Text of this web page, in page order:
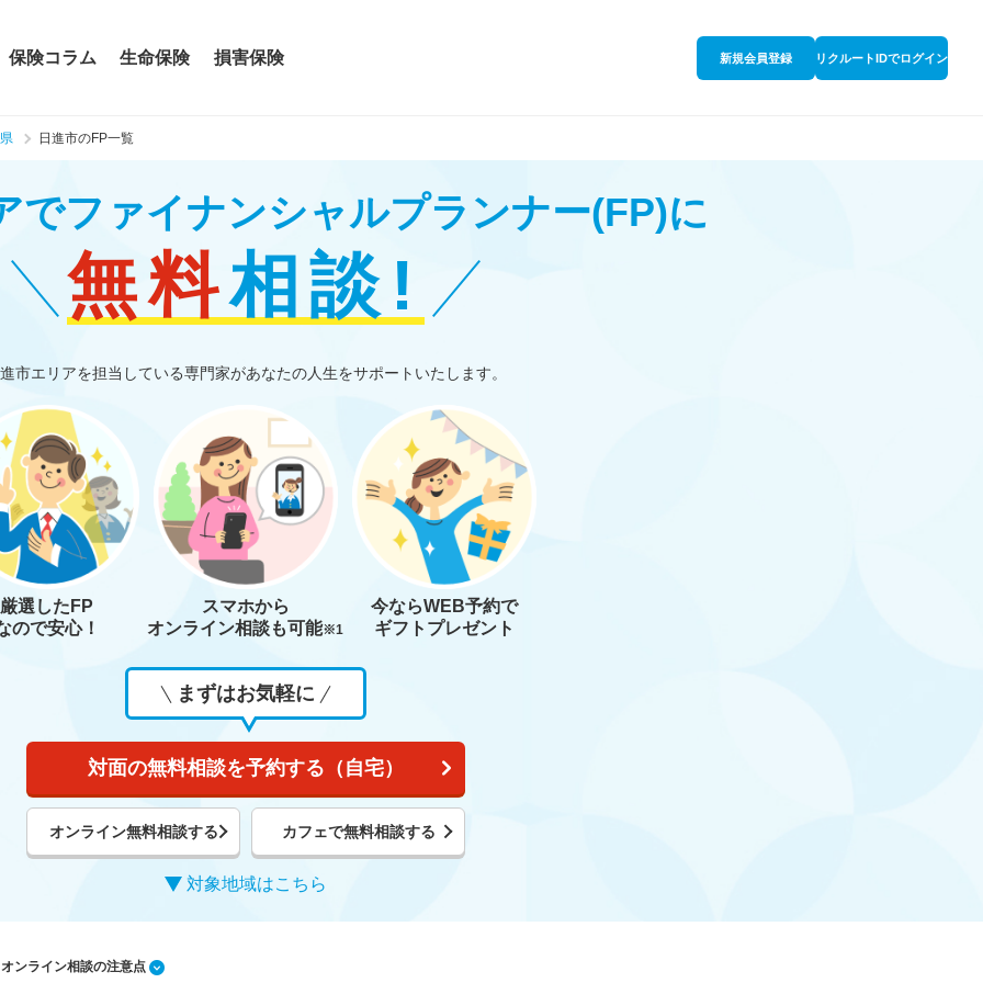
保険コラム 生命保険 損害保険 新規会員登録 リクルートIDでログイン
日進市のFP一覧
でファイナンシャルプランナー(FP)に
無料相談!
市エリアを担当している専門家があなたの人生をサポートいたします。
厳選したFP
ので安心！
スマホから
オンライン相談も可能※1
今ならWEB予約で
ギフトプレゼント
まずはお気軽に
対面の無料相談を予約する（自宅）
オンライン無料相談する カフェで無料相談する
対象地域はこちら
ンライン相談の注意点